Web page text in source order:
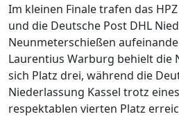
Im kleinen Finale trafen das
und die Deutsche Post DHL
Neunmeterschießen
Laurentius Warburg behielt die
sich Platz drei, während die
Niederlassung Kassel trotz
respektablen vierten Platz